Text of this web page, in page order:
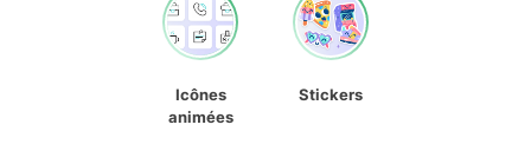
Icônes
animées
Stickers